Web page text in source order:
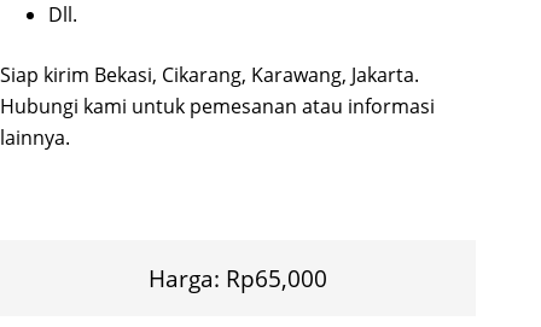
Dll.
Siap kirim Bekasi, Cikarang, Karawang, Jakarta.
Hubungi kami untuk pemesanan atau informasi
lainnya.
Harga: Rp65,000